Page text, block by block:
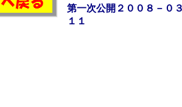
第一次公開２００８－０
１１